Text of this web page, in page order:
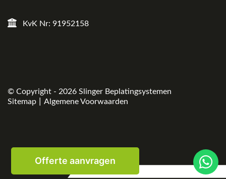
Offerte aanvragen
KvK Nr: 91952158
© Copyright - 2026 Slinger Beplatingsystemen
Sitemap
Algemene Voorwaarden